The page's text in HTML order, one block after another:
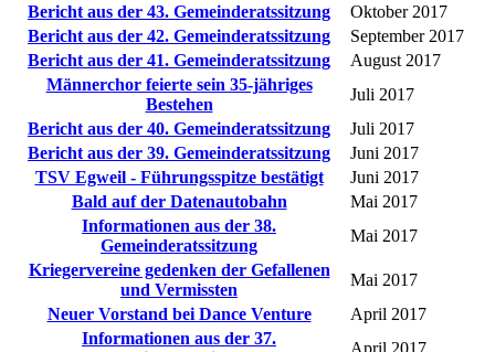
Bericht aus der 43. Gemeinderatssitzung
Oktober 2017
Bericht aus der 42. Gemeinderatssitzung
September 2017
Bericht aus der 41. Gemeinderatssitzung
August 2017
Männerchor feierte sein 35-jähriges
Bestehen
Juli 2017
Bericht aus der 40. Gemeinderatssitzung
Juli 2017
Bericht aus der 39. Gemeinderatssitzung
Juni 2017
TSV Egweil - Führungsspitze bestätigt
Juni 2017
Bald auf der Datenautobahn
Mai 2017
Informationen aus der 38.
Gemeinderatssitzung
Mai 2017
Kriegervereine gedenken der Gefallenen
und Vermissten
Mai 2017
Neuer Vorstand bei Dance Venture
April 2017
Informationen aus der 37.
April 2017